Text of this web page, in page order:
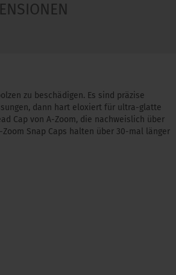
zu beschädigen. Es sind präzise
dann hart eloxiert für ultra-glatte
Cap von A-Zoom, die nachweislich über
Snap Caps halten über 30-mal länger